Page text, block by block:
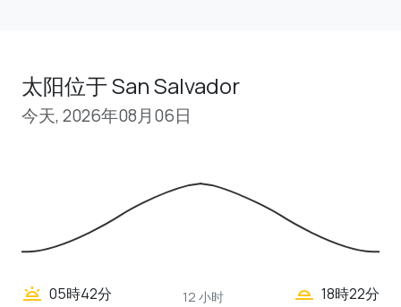
太阳位于 San Salvador
今天, 2026年08月06日
wb_twilight 05時42分
12 小时
wb_twilight_2 18時22分